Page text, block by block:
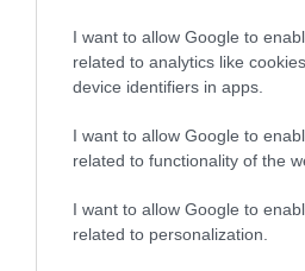
I want to allow Google to
related to analytics like
device identifiers in apps.
I want to allow Google to
related to functionality of the
I want to allow Google to
related to personalization.
Egy 8 napos Japán
nagyjából268 ezer
Nyitókép: Shutterstock
2026. JÚLIUS 31. ●
Tovább él a